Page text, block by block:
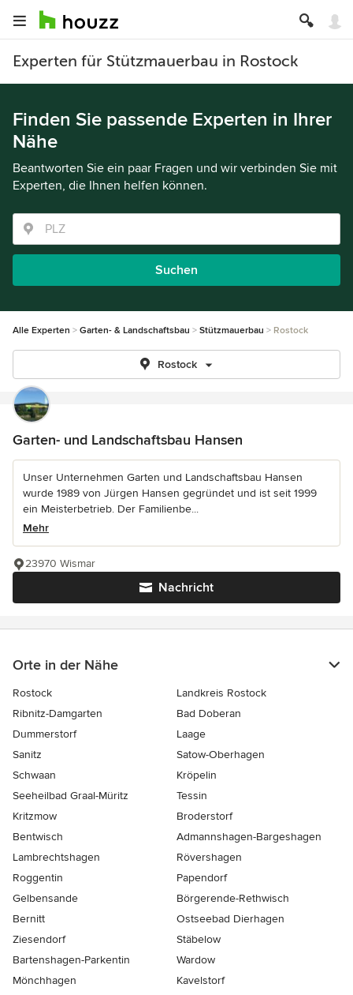
Experten für Stützmauerbau in Rostock
Finden Sie passende Experten in Ihrer
Nähe
Beantworten Sie ein paar Fragen und wir verbinden Sie mit
Experten, die Ihnen helfen können.
Suchen
Alle Experten Garten- & Landschaftsbau Stützmauerbau Rostock
Rostock
Garten- und Landschaftsbau Hansen
Unser Unternehmen Garten und Landschaftsbau Hansen
wurde 1989 von Jürgen Hansen gegründet und ist seit 1999
ein Meisterbetrieb. Der Familienbe...
Mehr
Nachricht
23970 Wismar
Orte in der Nähe
Rostock
Landkreis Rostock
Ribnitz-Damgarten
Bad Doberan
Dummerstorf
Laage
Sanitz
Satow-Oberhagen
Schwaan
Kröpelin
Seeheilbad Graal-Müritz
Tessin
Kritzmow
Broderstorf
Bentwisch
Admannshagen-Bargeshagen
Lambrechtshagen
Rövershagen
Roggentin
Papendorf
Gelbensande
Börgerende-Rethwisch
Bernitt
Ostseebad Dierhagen
Ziesendorf
Stäbelow
Bartenshagen-Parkentin
Wardow
Mönchhagen
Kavelstorf